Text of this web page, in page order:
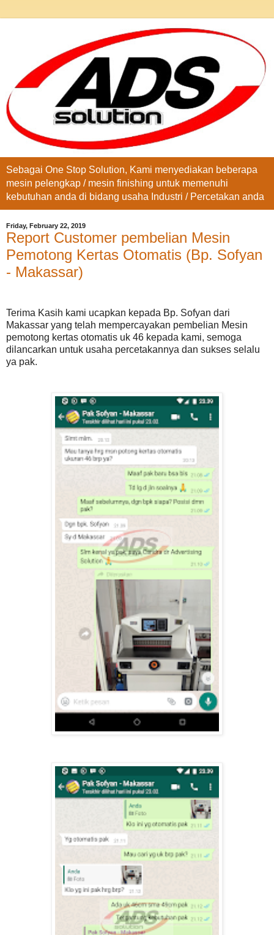
Sebagai One Stop Solution, Kami menyediakan beberapa
mesin pelengkap / mesin finishing untuk memenuhi
kebutuhan anda di bidang usaha Industri / Percetakan anda
Friday, February 22, 2019
Report Customer pembelian Mesin
Pemotong Kertas Otomatis (Bp. Sofyan
- Makassar)
Terima Kasih kami ucapkan kepada Bp. Sofyan dari
Makassar yang telah mempercayakan pembelian Mesin
pemotong kertas otomatis uk 46 kepada kami, semoga
dilancarkan untuk usaha percetakannya dan sukses selalu
ya pak.